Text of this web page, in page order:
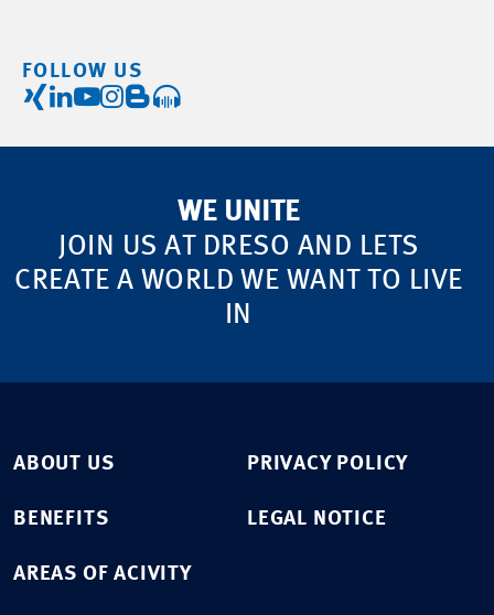
FOLLOW US
WE UNITE
JOIN US AT DRESO AND LETS
CREATE A WORLD WE WANT TO LIVE
IN
ABOUT US
BENEFITS
AREAS OF ACIVITY
PRIVACY POLICY
LEGAL NOTICE